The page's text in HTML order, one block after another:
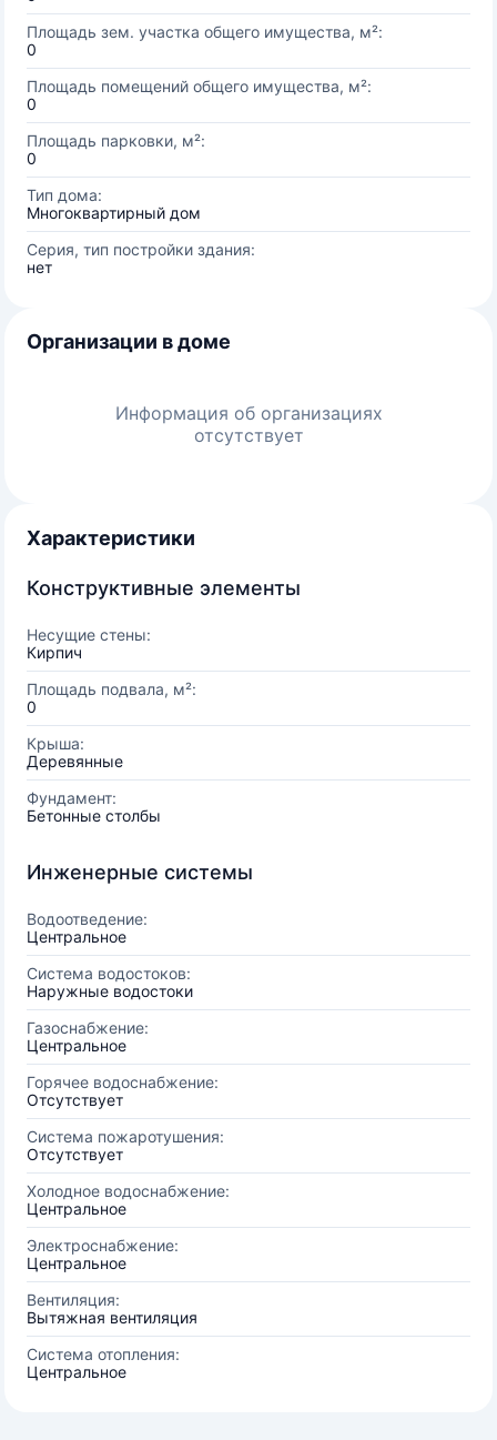
Площадь зем. участка общего имущества, м²:
0
Площадь помещений общего имущества, м²:
0
Площадь парковки, м²:
0
Тип дома:
Многоквартирный дом
Серия, тип постройки здания:
нет
Организации в доме
Информация об организациях
отсутствует
Характеристики
Конструктивные элементы
Несущие стены:
Кирпич
Площадь подвала, м²:
0
Крыша:
Деревянные
Фундамент:
Бетонные столбы
Инженерные системы
Водоотведение:
Центральное
Система водостоков:
Наружные водостоки
Газоснабжение:
Центральное
Горячее водоснабжение:
Отсутствует
Система пожаротушения:
Отсутствует
Холодное водоснабжение:
Центральное
Электроснабжение:
Центральное
Вентиляция:
Вытяжная вентиляция
Система отопления:
Центральное